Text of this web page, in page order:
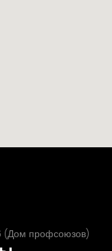
(Дом профсоюзов)